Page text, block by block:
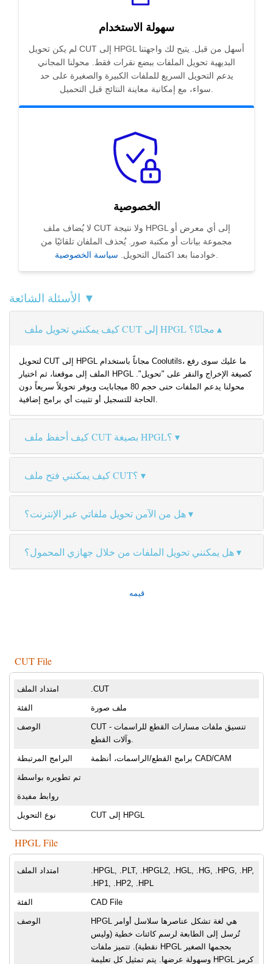
سهولة الاستخدام
لم يكن تحويل CUT إلى HPGL أسهل من قبل. يتيح لك واجهتنا
البديهية تحويل الملفات ببضع نقرات فقط. محولنا المجاني
يدعم التحويل السريع للملفات الكبيرة والصغيرة على حد
سواء، مع إمكانية معاينة النتائج قبل التحميل.
الخصوصية
لا يُضاف ملف CUT ولا نتيجة HPGL إلى أي معرض أو
مجموعة بيانات أو مكتبة صور. يُحذف الملفان تلقائيًا من
خوادمنا بعد اكتمال التحويل. سياسة الخصوصية .
الأسئلة الشائعة ▼
كيف يمكنني تحويل ملف CUT إلى HPGL مجانًا؟
لتحويل CUT إلى HPGL مجاناً باستخدام Coolutils، ما عليك سوى رفع
الملف إلى موقعنا، ثم اختيار HPGL كصيغة الإخراج والنقر على "تحويل".
محولنا يدعم الملفات حتى حجم 80 ميجابايت ويوفر تحويلاً سريعاً دون
الحاجة للتسجيل أو تثبيت أي برامج إضافية.
كيف أحفظ ملف CUT بصيغة HPGL؟
كيف يمكنني فتح ملف CUT؟
هل من الآمن تحويل ملفاتي عبر الإنترنت؟
هل يمكنني تحويل الملفات من خلال جهازي المحمول؟
قيمه
CUT File
امتداد الملف .CUT
الفئة ملف صورة
الوصف
CUT - تنسيق ملفات مسارات القطع للراسمات
وآلات القطع.
البرامج المرتبطة برامج القطع/الراسمات، أنظمة CAD/CAM
تم تطويره بواسطة
روابط مفيدة
نوع التحويل CUT إلى HPGL
HPGL File
امتداد الملف
.HPGL, .PLT, .HPGL2, .HGL, .HG, .HPG, .HP,
.HP1, .HP2, .HPL
الفئة CAD File
الوصف
HPGL هي لغة تشكل عناصرها سلاسل أوامر
تُرسل إلى الطابعة لرسم كائنات خطية (وليس
نقطية). تتميز ملفات HPGL بحجمها الصغير
وسهولة عرضها. يتم تمثيل كل تعليمة HPGL كرمز